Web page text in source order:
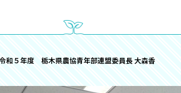
和５年度 栃木県農協青年部連盟委員長 大森香